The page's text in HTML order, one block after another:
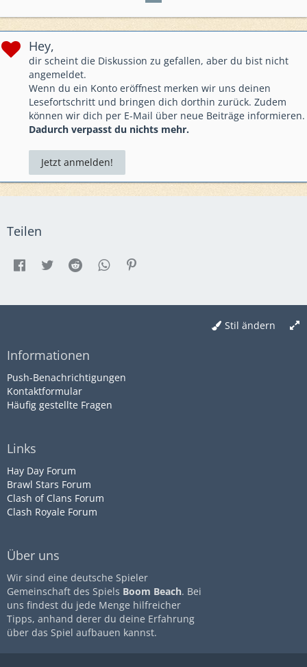
Hey,
dir scheint die Diskussion zu gefallen, aber du bist nicht
angemeldet.
Wenn du ein Konto eröffnest merken wir uns deinen
Lesefortschritt und bringen dich dorthin zurück. Zudem
können wir dich per E-Mail über neue Beiträge informieren.
Dadurch verpasst du nichts mehr.
Jetzt anmelden!
Teilen
Stil ändern
Informationen
Push-Benachrichtigungen
Kontaktformular
Häufig gestellte Fragen
Links
Hay Day Forum
Brawl Stars Forum
Clash of Clans Forum
Clash Royale Forum
Über uns
Wir sind eine deutsche Spieler
Gemeinschaft des Spiels Boom Beach. Bei
uns findest du jede Menge hilfreicher
Tipps, anhand derer du deine Erfahrung
über das Spiel aufbauen kannst.